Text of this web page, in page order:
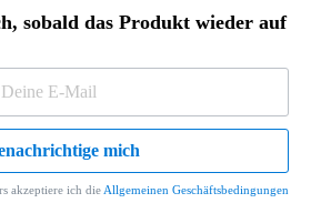
sobald das Produkt wieder auf
mich
akzeptiere ich die Allgemeinen Geschäftsbedingungen